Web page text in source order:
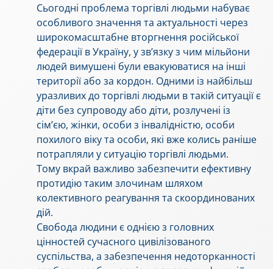
Сьогодні проблема торгівлі людьми набуває
особливого значення та актуальності через
широкомасштабне вторгнення російської
федерації в Україну, у зв’язку з чим мільйони
людей вимушені були евакуюватися на інші
території або за кордон. Одними із найбільш
уразливих до торгівлі людьми в такій ситуації є
діти без супроводу або діти, розлучені із
сім’єю, жінки, особи з інвалідністю, особи
похилого віку та особи, які вже колись раніше
потрапляли у ситуацію торгівлі людьми.
Тому вкрай важливо забезпечити ефективну
протидію таким злочинам шляхом
колективного реагування та скоординованих
дій.
Свобода людини є однією з головних
цінностей сучасного цивілізованого
суспільства, а забезпечення недоторканності